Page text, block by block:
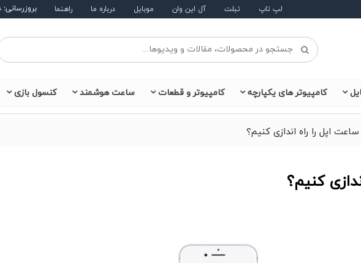
لپ تاپ تبلت آل این وان موبایل درباره ما راهنما بروزرسانی: ۱۴۰۵/۵/۱۸
کامپیوتر های یکپارچه کامپیوتر و قطعات ساعت هوشمند کنسول بازی
اپل را راه اندازی کنیم؟
کنیم؟